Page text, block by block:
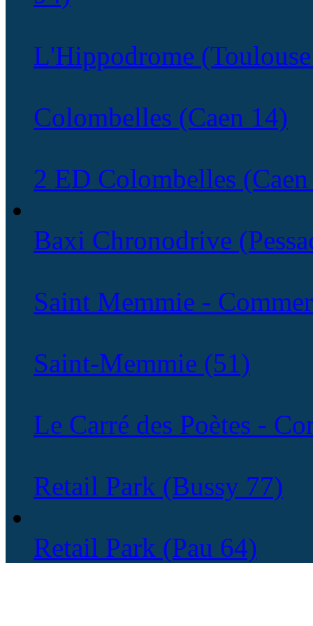
L'Hippodrome
Colombelles (Caen 14)
2 ED Colombelles
Baxi Chronodrive
Saint Memmie -
Saint-Memmie (51)
Le Carré des Poètes -
Retail Park (Bussy 77)
Retail Park (Pau 64)